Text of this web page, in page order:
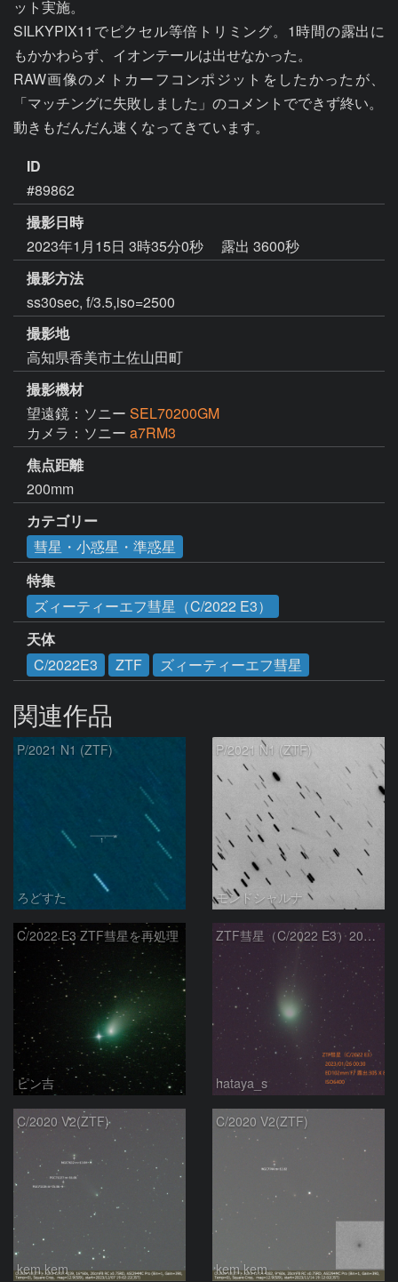
ット実施。
SILKYPIX11でピクセル等倍トリミング。1時間の露出に
もかかわらず、イオンテールは出せなかった。
RAW画像のメトカーフコンポジットをしたかったが、
「マッチングに失敗しました」のコメントでできず終い。
動きもだんだん速くなってきています。
ID
#89862
撮影日時
2023年1月15日 3時35分0秒
露出 3600秒
撮影方法
ss30sec, f/3.5,iso=2500
撮影地
高知県香美市土佐山田町
撮影機材
望遠鏡：ソニー SEL70200GM
カメラ：ソニー a7RM3
焦点距離
200mm
カテゴリー
彗星・小惑星・準惑星
特集
ズィーティーエフ彗星（C/2022 E3）
天体
C/2022E3
ZTF ズィーティーエフ彗星
関連作品
P/2021 N1 (ZTF)
ろどすた
P/2021 N1 (ZTF)
モンドシャルナ
C/2022 E3 ZTF彗星を再処理
ピン吉
ZTF彗星（C/2022 E3）2023/01/26
hataya_s
C/2020 V2(ZTF)
kem.kem
C/2020 V2(ZTF)
kem.kem